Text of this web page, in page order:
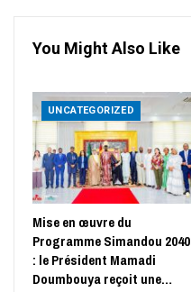
You Might Also Like
UNCATEGORIZED
Mise en œuvre du
Programme Simandou 2040
: le Président Mamadi
Doumbouya reçoit une…